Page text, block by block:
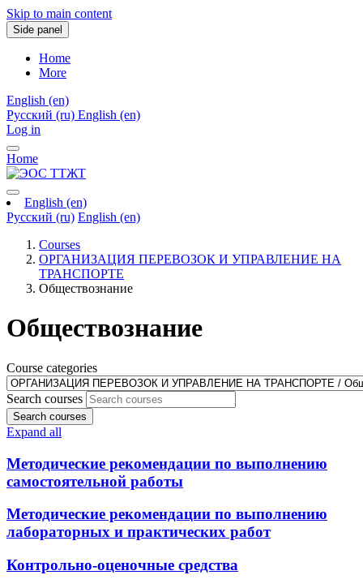
Skip to main content
Side panel
Home
More
English ‎(en)‎
Русский ‎(ru)‎ English ‎(en)‎
Log in
Home
English ‎(en)‎
Русский ‎(ru)‎ English ‎(en)‎
Courses
ОРГАНИЗАЦИЯ ПЕРЕВОЗОК И УПРАВЛЕНИЕ НА
ТРАНСПОРТЕ
Обществознание
Обществознание
Course categories
Search courses
Search courses
Expand all
Методические рекомендации по выполнению
самостоятельной работы
Методические рекомендации по выполнению
лабораторных и практических работ
Контрольно-оценочные средства